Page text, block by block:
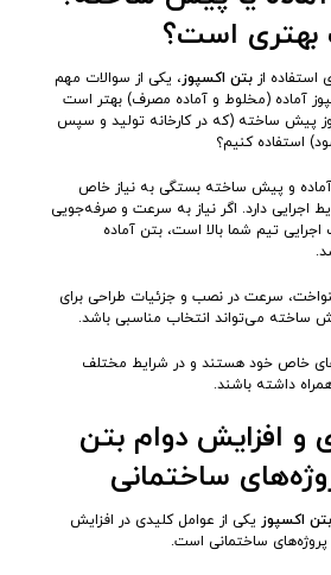
بهتری است؟
استفاده از بتن اکسپوز، یکی از سوالات مهم
آماده (مخلوط و آماده مصرف) بهتر است
پیش ساخته (که در کارخانه تولید و سپس
استفاده کنیم؟
و پیش ساخته بستگی به نیاز خاص
اجرایی دارد. اگر نیاز به سرعت و صرفه‌جویی
اجرایی تیم شما بالا است، بتن آماده
سرعت در نصب و جزئیات طراحی برای
ساخته می‌تواند انتخاب مناسبی باشد.
خاص خود هستند و در شرایط مختلف
داشته باشند.
و افزایش دوام بتن
ساختمانی
بتن اکسپوز یکی از عوامل کلیدی در افزایش
ساختمانی است.